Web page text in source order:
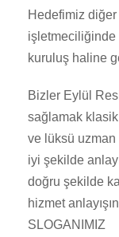
Hedefimiz diğer
işletmeciliğinde
kuruluş haline
Bizler Eylül
sağlamak klasik
ve lüksü
iyi şekilde
doğru şekilde
hizmet
SLOGANIMIZ